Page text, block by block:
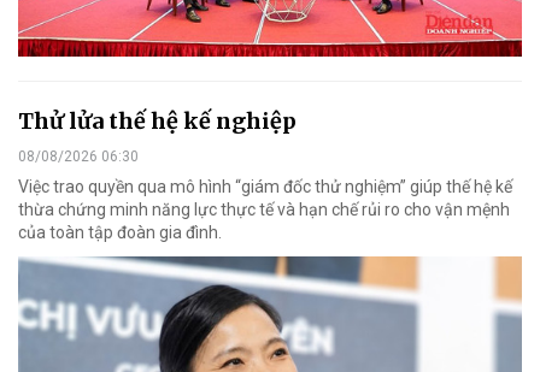
Thử lửa thế hệ kế nghiệp
08/08/2026 06:30
Việc trao quyền qua mô hình “giám đốc thử nghiệm” giúp thế hệ kế
thừa chứng minh năng lực thực tế và hạn chế rủi ro cho vận mệnh
của toàn tập đoàn gia đình.